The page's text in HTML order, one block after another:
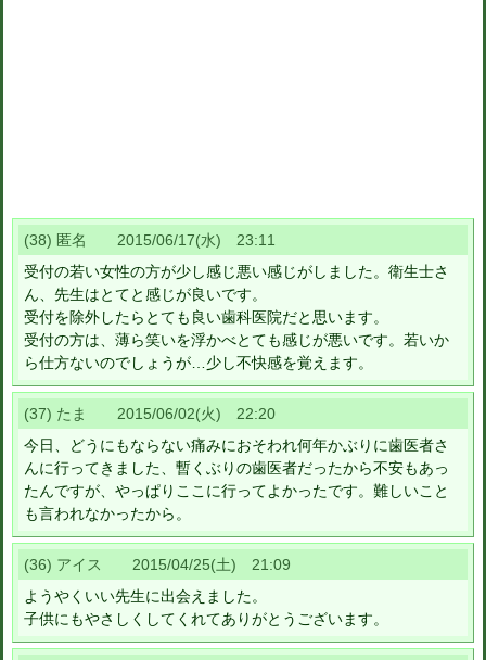
(38) 匿名 2015/06/17(水) 23:11
受付の若い女性の方が少し感じ悪い感じがしました。衛生士さ
ん、先生はとてと感じが良いです。
受付を除外したらとても良い歯科医院だと思います。
受付の方は、薄ら笑いを浮かべとても感じが悪いです。若いか
ら仕方ないのでしょうが…少し不快感を覚えます。
(37) たま 2015/06/02(火) 22:20
今日、どうにもならない痛みにおそわれ何年かぶりに歯医者さ
んに行ってきました、暫くぶりの歯医者だったから不安もあっ
たんですが、やっぱりここに行ってよかったです。難しいこと
も言われなかったから。
(36) アイス 2015/04/25(土) 21:09
ようやくいい先生に出会えました。
子供にもやさしくしてくれてありがとうございます。